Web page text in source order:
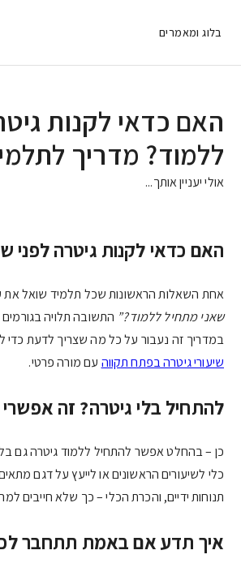
בלוג ומאמרים
האם כדאי לקנות
ללמוד? מדריך
אולי יעניין אותך...
האם כדאי לקנות גיטרה לפני
אחת השאלות הראשונות שכל תלמיד שואל את
שאני מתחיל ללמוד?” התשובה תלויה בגורמים
במדריך זה נעבור על כל מה שצריך לדעת
שיעורי גיטרה בפתח תקווה עם מורה פרטי.
להתחיל בלי גיטרה? זה אפשרי
כן – בהחלט אפשר להתחיל ללמוד גיטרה גם
כלי לשיעורים הראשונים או לייעץ על דגם
תנוחות ידיים, והכרת הכלי – כך שלא חייבים
איך תדע אם באמת תתחבר